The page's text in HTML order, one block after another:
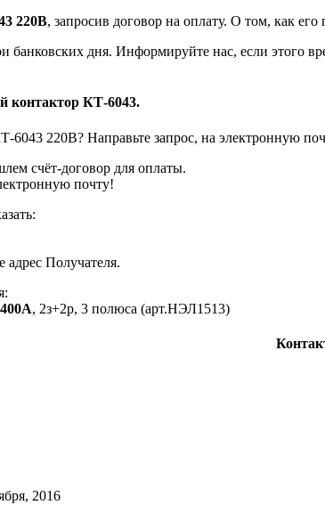
220В, запросив договор на оплату. О том, как
банковских дня. Информируйте нас, если этого
контактор КТ-6043.
6043 220В? Направьте запрос, на электронную
счёт-договор для оплаты.
Получателя.
, 2з+2р, 3 полюса (арт.НЭЛ1513)
2016